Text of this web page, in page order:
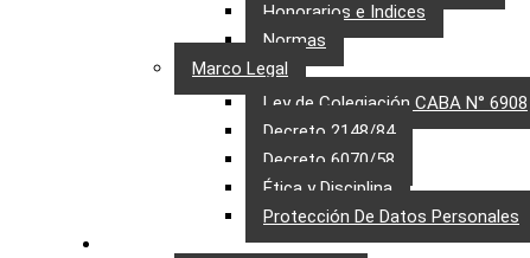
Honorarios e Indices
Normas
Marco Legal
Ley de Colegiación CABA N° 6908
Decreto 2148/84
Decreto 6070/58
Ética y Disciplina
Protección De Datos Personales​